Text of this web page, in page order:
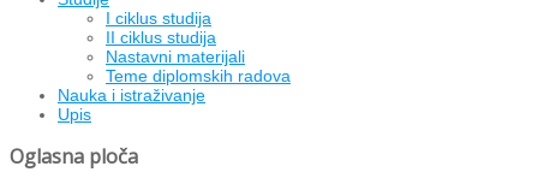
I ciklus studija
II ciklus studija
Nastavni materijali
Teme diplomskih radova
Nauka i istraživanje
Upis
Oglasna ploča